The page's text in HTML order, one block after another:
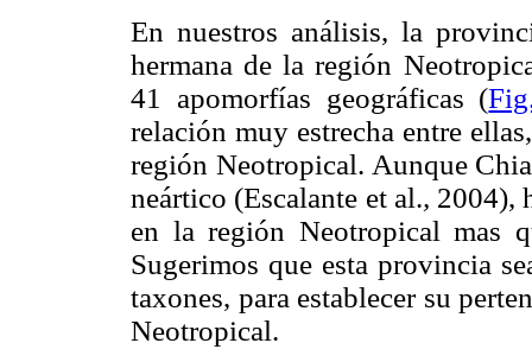
En nuestros análisis, la
hermana de la región
41 apomorfías geográficas (
relación muy estrecha entre
región Neotropical. Aunque
neártico (Escalante et al., 2004),
en la región Neotropical mas
Sugerimos que esta provincia
taxones, para establecer su
Neotropical.